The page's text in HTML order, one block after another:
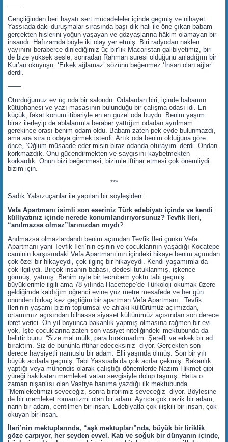
——
Gençliğinden beri hayatı sert mücadeleler içinde geçmiş ve nihayet
Yassıada’daki duruşmalar sırasında başı dik hali ile öne çıkan babam
gerçekten hislerini yoğun yaşayan ve gözyaşlarına hâkim olamayan bir
insandı. Hafızamda böyle iki olay yer etmiş. Biri radyodan naklen
yayınını beraberce dinlediğimiz üç-bir’lik Macaristan galibiyetimiz, biri
de bize yüksek sesle, sonradan Rahman suresi olduğunu anladığım bir
Kur’an okuyuşu. ‘Erkek ağlamaz’ sözünü beğenmez ‘İnsan olan ağlar’
derdi.
——
Oturduğumuz ev üç oda bir salondu. Odalardan biri, içinde babamın
kütüphanesi ve yazı masasının bulunduğu bir çalışma odası idi. En
küçük, fakat konum itibariyle en en güzel oda buydu. Benim yaşım
biraz ilerleyip de ablalarımla beraber yattığım odadan ayrılmam
gerekince orası benim odam oldu. Babam zaten pek evde bulunmazdı,
ama ara sıra o odaya girmek isterdi. Artık oda benim olduğuna göre
önce, ‘Oğlum müsaade eder misin biraz odanda oturayım’ derdi. Ondan
korkmazdık. Onu gücendirmekten ve saygısını kaybetmekten
korkardık. Onun bizi beğenmesi, bizimle iftihar etmesi çok önemliydi
bizim için.
***
Sadık Yalsızuçanlar ile yapılan bir söyleşiden :
Vefa Apartmanı isimli son eseriniz Türk edebiyatı içinde ve kendi
külliyatınız içinde nerede konumlandırıyorsunuz? Tevfik İleri,
“anılmazsa olmaz”larınızdan mıydı?
Anılmazsa olmazlardandı benim açımdan Tevfik İleri çünkü Vefa
Apartmanı yani Tevfik İleri’nin eşinin ve çocuklarının yaşadığı Kocatepe
caminin karşısındaki Vefa Apartmanı’nın içindeki hikaye benim açımdan
çok özel bir hikayeydi, çok ilginç bir hikayeydi. Kendi yaşamımla da
çok ilgiliydi. Birçok insanın babası, dedesi tutuklanmış, işkence
görmüş, yatmış. Benim öyle bir tecrübem yoktu tabi geçmiş
büyüklerimle ilgili ama 78 yılında Hacettepe’de Türkoloji okumak üzere
geldiğimde kaldığım öğrenci evine yüz metre mesafede ve her gün
önünden birkaç kez geçtiğim bir apartman Vefa Apartmanı. Tevfik
İleri’nin yaşamı bizim toplumsal ve ahlaki kültürümüz açımızdan,
ortamımız açısından bilhassa siyaset kültürümüz açısından son derece
ibret verici. On yıl boyunca bakanlık yapmış olmasına rağmen bir evi
yok. İşte çocuklarına zaten son vasiyet niteliğindeki mektubunda da
belirtir bunu. “Size mal mülk, para bırakmadım. Şerefli ve erkek bir ad
bıraktım. Siz de bununla iftihar edeceksiniz” diyor. Gerçekten son
derece haysiyetli namuslu bir adam. Elli yaşında ölmüş. Son bir yılı
büyük acılarla geçmiş. Tabi Yassıada’da çok acılar çekmiş. Bakanlık
yaptığı veya mühendis olarak çalıştığı dönemlerde Nazım Hikmet gibi
yüreği hakikaten memleket vatan sevgisiyle dolup taşmış. Hatta o
zaman nişanlısı olan Vasfiye hanıma yazdığı ilk mektubunda
“Memleketimizi seveceğiz, sonra birbirimiz seveceğiz” diyor. Böylesine
de bir memleket romantizmi olan bir adam. Ayrıca çok nazik bir adam,
narin bir adam, centilmen bir insan. Edebiyatla çok ilişkili bir insan, çok
okuyan bir insan.
İleri’nin mektuplarında, “aşk mektupları”nda, büyük bir liriklik
göze çarpıyor, her şeyden evvel. Katı ve soğuk bir dünyanın içinde,